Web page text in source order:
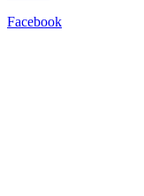
Facebook